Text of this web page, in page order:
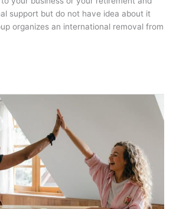
support but do not have idea about it
organizes an international removal from